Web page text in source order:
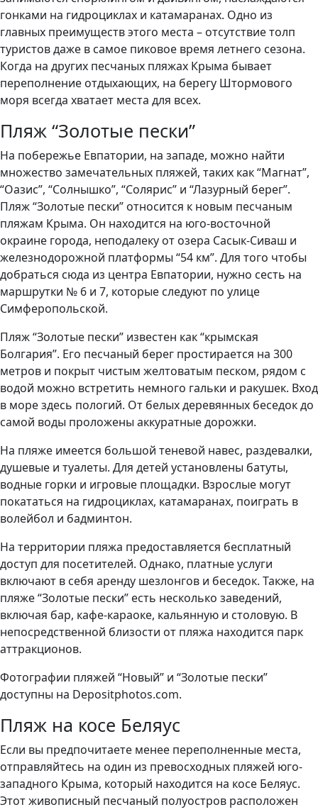
гонками на гидроциклах и катамаранах. Одно из
главных преимуществ этого места – отсутствие толп
туристов даже в самое пиковое время летнего сезона.
Когда на других песчаных пляжах Крыма бывает
переполнение отдыхающих, на берегу Штормового
моря всегда хватает места для всех.
Пляж “Золотые пески”
На побережье Евпатории, на западе, можно найти
множество замечательных пляжей, таких как “Магнат”,
“Оазис”, “Солнышко”, “Солярис” и “Лазурный берег”.
Пляж “Золотые пески” относится к новым песчаным
пляжам Крыма. Он находится на юго-восточной
окраине города, неподалеку от озера Сасык-Сиваш и
железнодорожной платформы “54 км”. Для того чтобы
добраться сюда из центра Евпатории, нужно сесть на
маршрутки № 6 и 7, которые следуют по улице
Симферопольской.
Пляж “Золотые пески” известен как “крымская
Болгария”. Его песчаный берег простирается на 300
метров и покрыт чистым желтоватым песком, рядом с
водой можно встретить немного гальки и ракушек. Вход
в море здесь пологий. От белых деревянных беседок до
самой воды проложены аккуратные дорожки.
На пляже имеется большой теневой навес, раздевалки,
душевые и туалеты. Для детей установлены батуты,
водные горки и игровые площадки. Взрослые могут
покататься на гидроциклах, катамаранах, поиграть в
волейбол и бадминтон.
На территории пляжа предоставляется бесплатный
доступ для посетителей. Однако, платные услуги
включают в себя аренду шезлонгов и беседок. Также, на
пляже “Золотые пески” есть несколько заведений,
включая бар, кафе-караоке, кальянную и столовую. В
непосредственной близости от пляжа находится парк
аттракционов.
Фотографии пляжей “Новый” и “Золотые пески”
доступны на Depositphotos.com.
Пляж на косе Беляус
Если вы предпочитаете менее переполненные места,
отправляйтесь на один из превосходных пляжей юго-
западного Крыма, который находится на косе Беляус.
Этот живописный песчаный полуостров расположен